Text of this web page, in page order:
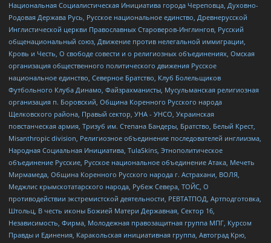
Национальная Социалистическая Инициатива города Череповца, Духовно-
Родовая Держава Русь, Русское национальное единство, Древнерусской
Инглистической церкви Православных Староверов-Инглингов, Русский
общенациональный союз, Движение против нелегальной иммиграции,
Кровь и Честь, О свободе совести и о религиозных объединениях, Омская
организация общественного политического движения Русское
национальное единство, Северное Братство, Клуб Болельщиков
Футбольного Клуба Динамо, Файзрахманисты, Мусульманская религиозная
организация п. Боровский, Община Коренного Русского народа
Щелковского района, Правый сектор, УНА - УНСО, Украинская
повстанческая армия, Тризуб им. Степана Бандеры, Братство, Белый Крест,
Misanthropic division, Религиозное объединение последователей инглиизма,
Народная Социальная Инициатива, TulaSkins, Этнополитическое
объединение Русские, Русское национальное объединение Атака, Мечеть
Мирмамеда, Община Коренного Русского народа г. Астрахани, ВОЛЯ,
Меджлис крымскотатарского народа, Рубеж Севера, ТОЙС, О
противодействии экстремистской деятельности, РЕВТАТПОД, Артподготовка,
Штольц, В честь иконы Божией Матери Державная, Сектор 16,
Независимость, Фирма, Молодежная правозащитная группа МПГ, Курсом
Правды и Единения, Каракольская инициативная группа, Автоград Крю,